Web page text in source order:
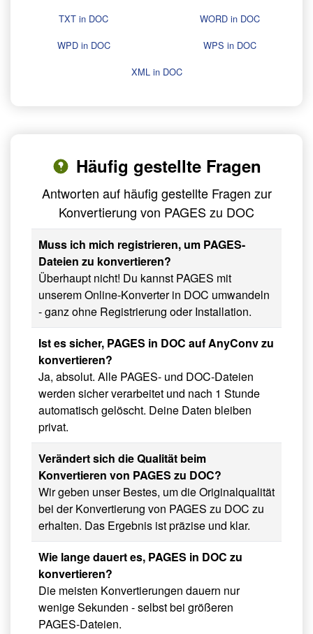
TXT in DOC
WORD in DOC
WPD in DOC
WPS in DOC
XML in DOC
Häufig gestellte Fragen
Antworten auf häufig gestellte Fragen zur
Konvertierung von PAGES zu DOC
Muss ich mich registrieren, um PAGES-
Dateien zu konvertieren?
Überhaupt nicht! Du kannst PAGES mit
unserem Online-Konverter in DOC umwandeln
- ganz ohne Registrierung oder Installation.
Ist es sicher, PAGES in DOC auf AnyConv zu
konvertieren?
Ja, absolut. Alle PAGES- und DOC-Dateien
werden sicher verarbeitet und nach 1 Stunde
automatisch gelöscht. Deine Daten bleiben
privat.
Verändert sich die Qualität beim
Konvertieren von PAGES zu DOC?
Wir geben unser Bestes, um die Originalqualität
bei der Konvertierung von PAGES zu DOC zu
erhalten. Das Ergebnis ist präzise und klar.
Wie lange dauert es, PAGES in DOC zu
konvertieren?
Die meisten Konvertierungen dauern nur
wenige Sekunden - selbst bei größeren
PAGES-Dateien.